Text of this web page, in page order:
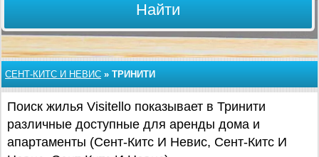
Найти
СЕНТ-КИТС И НЕВИС » ТРИНИТИ
Поиск жилья Visitello показывает в Тринити
различные доступные для аренды дома и
апартаменты (Сент-Китс И Невис, Сент-Китс И